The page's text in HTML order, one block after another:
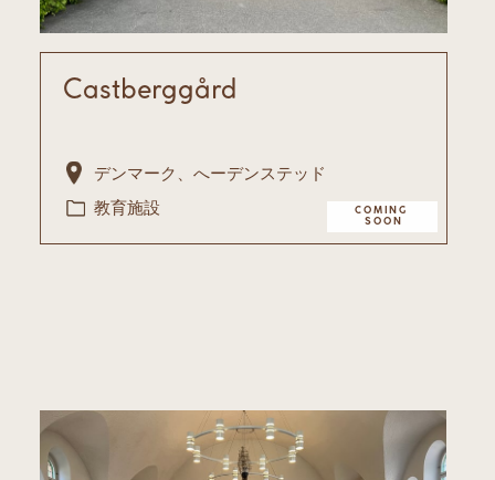
Castberggård
教育施設
COMING ​
SOON
デンマーク、へーデンステッド